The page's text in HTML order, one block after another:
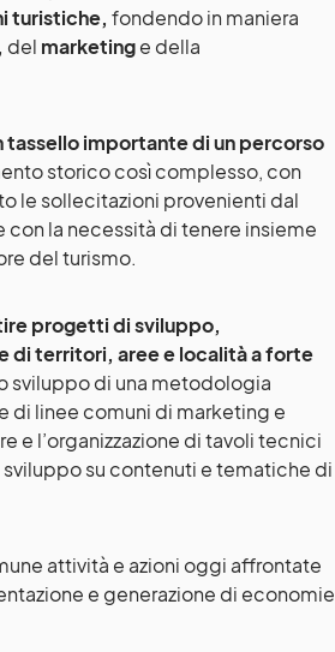
turistiche, fondendo in maniera
del marketinge della
tassello importante di un percorso
storico così complesso, con
le sollecitazioni provenienti dal
la necessità di tenere insieme
del turismo.
progetti di sviluppo,
di territori, aree e località a forte
sviluppo di una metodologia
di linee comuni di marketing e
e l’organizzazione di tavoli tecnici
su contenuti e tematiche di
attività e azioni oggi affrontate
e generazione di economie